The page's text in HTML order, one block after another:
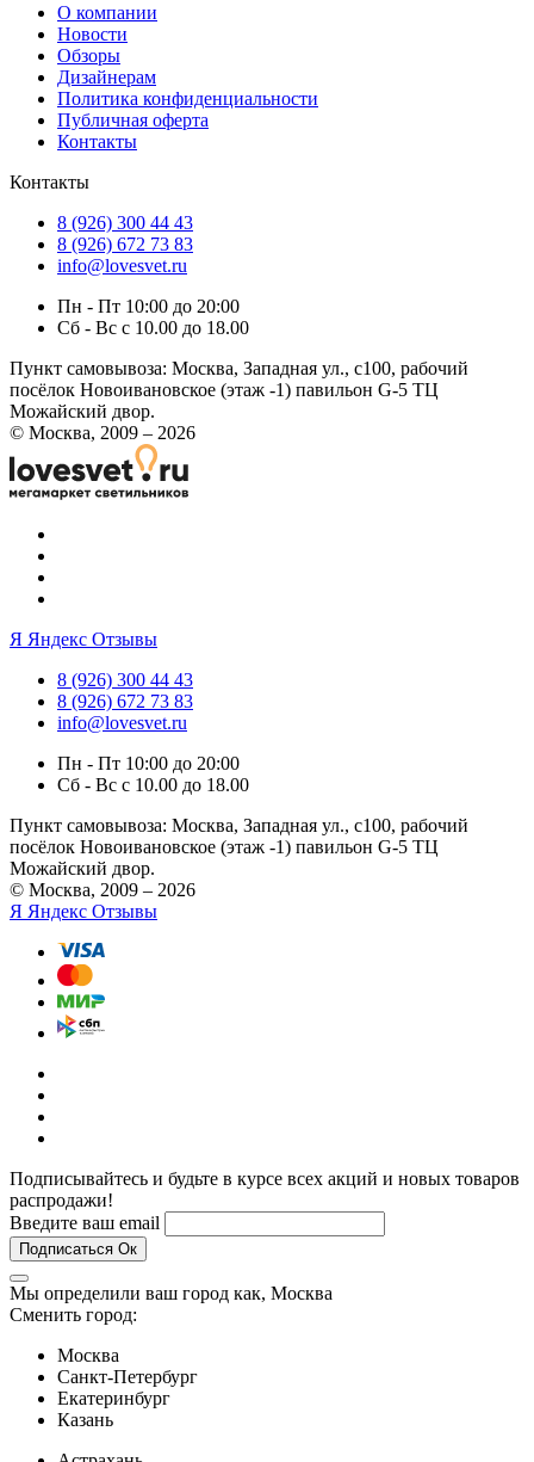
О компании
Новости
Обзоры
Дизайнерам
Политика конфиденциальности
Публичная оферта
Контакты
Контакты
8 (926) 300 44 43
8 (926) 672 73 83
info@lovesvet.ru
Пн - Пт 10:00 до 20:00
Сб - Вс с 10.00 до 18.00
Пункт самовывоза: Москва, Западная ул., с100, рабочий
посёлок Новоивановское (этаж -1) павильон G-5 ТЦ
Можайский двор.
© Москва, 2009 – 2026
Я Яндекс Отзывы
8 (926) 300 44 43
8 (926) 672 73 83
info@lovesvet.ru
Пн - Пт 10:00 до 20:00
Сб - Вс с 10.00 до 18.00
Пункт самовывоза: Москва, Западная ул., с100, рабочий
посёлок Новоивановское (этаж -1) павильон G-5 ТЦ
Можайский двор.
© Москва, 2009 – 2026
Я Яндекс Отзывы
Подписывайтесь и будьте в курсе всех акций и новых товаров
распродажи!
Введите ваш email
Подписаться Ок
Мы определили ваш город как, Москва
Сменить город:
Москва
Санкт-Петербург
Екатеринбург
Казань